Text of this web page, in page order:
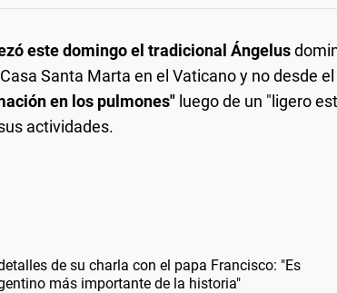
este domingo el tradicional Ángelus
Santa Marta en el Vaticano y no desde
en los pulmones" luego de un "ligero
actividades.
de su charla con el papa Francisco: "Es
más importante de la historia"